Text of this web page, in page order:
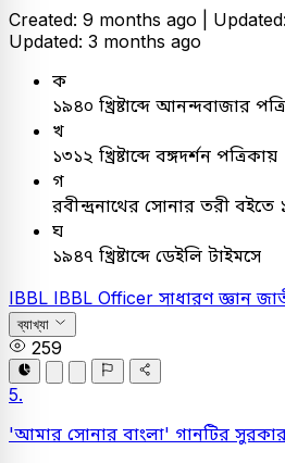
Created: 9 months ago |
Updated: 3 months ago
ক
১৯৪০ খ্রিষ্টাব্দে আনন্দবাজার
খ
১৩১২ খ্রিষ্টাব্দে বঙ্গদর্শন পত্রিকায়
গ
রবীন্দ্রনাথের সোনার তরী
ঘ
১৯৪৭ খ্রিষ্টাব্দে ডেইলি টাইমসে
IBBL IBBL Officer সাধারণ জ্ঞান
ব্যাখ্যা
259
5.
'আমার সোনার বাংলা' গানটির